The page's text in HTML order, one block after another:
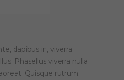
dapibus in, viverra
Phasellus viverra nulla
Quisque rutrum.